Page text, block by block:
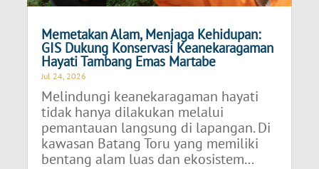
Memetakan Alam, Menjaga Kehidupan:
GIS Dukung Konservasi Keanekaragaman
Hayati Tambang Emas Martabe
Jul 24, 2026
Melindungi keanekaragaman hayati
tidak hanya dilakukan melalui
pemantauan langsung di lapangan. Di
kawasan Batang Toru yang memiliki
bentang alam luas dan ekosistem...